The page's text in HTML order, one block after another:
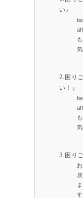
い』
2.困り
い！』
3.困り